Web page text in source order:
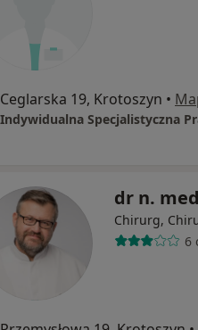
Ceglarska 19, Krotoszyn •
dr n.
Chirurg,
6